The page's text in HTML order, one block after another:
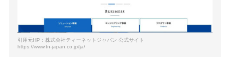
引用元HP：株式会社ティーネットジャパン 公式サイト
https://www.tn-japan.co.jp/ja/